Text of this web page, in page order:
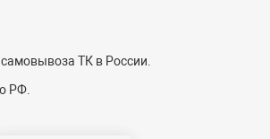
ТК в России.
РФ.